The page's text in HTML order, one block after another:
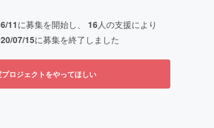
11に募集を開始し、 16人の支援により
07/15に募集を終了しました
プロジェクトをやってほしい